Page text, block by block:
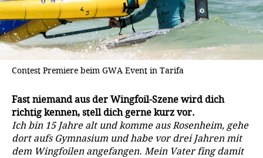
Contest Premiere beim GWA Event in Tarifa
Fast niemand aus der Wingfoil-Szene wird dich
richtig kennen, stell dich gerne kurz vor.
Ich bin 15 Jahre alt und komme aus Rosenheim, gehe
dort aufs Gymnasium und habe vor drei Jahren mit
dem Wingfoilen angefangen. Mein Vater fing damit